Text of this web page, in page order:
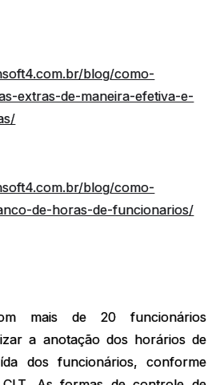
blog/como-
extras-de-maneira-efetiva-e-
blog/como-
de-horas-de-funcionarios/
mais de 20 funcionários
a anotação dos horários de
dos funcionários, conforme